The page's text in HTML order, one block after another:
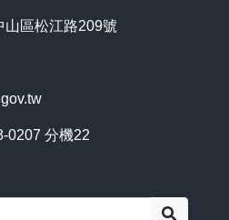
區松江路209號
0207 分機22